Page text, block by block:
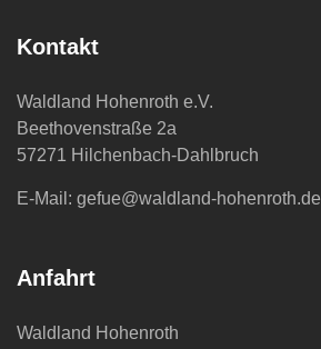
Kontakt
Waldland Hohenroth e.V.
Beethovenstraße 2a
57271 Hilchenbach-Dahlbruch
E-Mail: gefue@waldland-hohenroth.de
Anfahrt
Waldland Hohenroth